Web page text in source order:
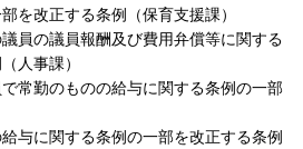
を改正する条例（保育支援課）
員の議員報酬及び費用弁償等に関する
（人事課）
常勤のものの給与に関する条例の一部
与に関する条例の一部を改正する条例